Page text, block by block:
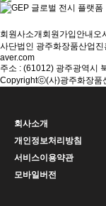
회원사소개 회원가입안내 오
사단법인 광주화장품산업진
aver.com
주소 : (61012) 광주광역시
Copyrightⓒ(사)광주화장품
회사소개
개인정보처리방침
서비스이용약관
모바일버전